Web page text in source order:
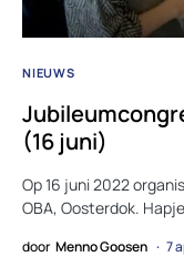
NIEUWS
(16 juni)
Op 16 juni 2022
OBA, Oosterdok.
door Menno Goosen 7